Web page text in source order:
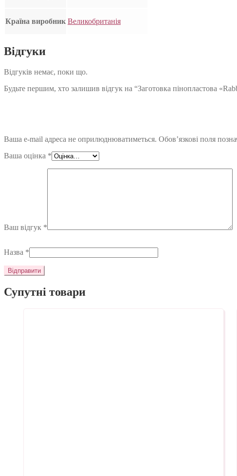
Країна виробник Великобританія
Відгуки
Відгуків немає, поки що.
Будьте першим, хто залишив відгук на “Заготовка пінопластова
Ваша e-mail адреса не оприлюднюватиметься. Обов’язкові поля
Ваша оцінка *
Ваш відгук *
Назва *
Супутні товари